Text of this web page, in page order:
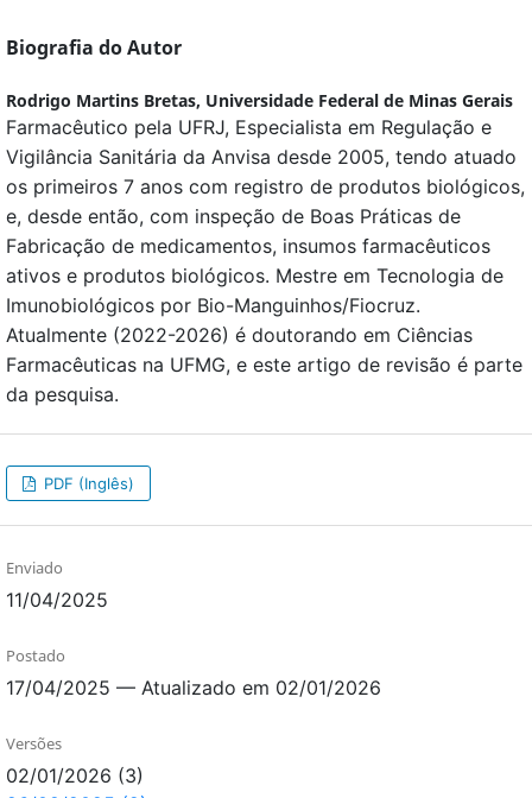
Biografia do Autor
Rodrigo Martins Bretas, Universidade Federal de Minas Gerais
Farmacêutico pela UFRJ, Especialista em Regulação e
Vigilância Sanitária da Anvisa desde 2005, tendo atuado
os primeiros 7 anos com registro de produtos biológicos,
e, desde então, com inspeção de Boas Práticas de
Fabricação de medicamentos, insumos farmacêuticos
ativos e produtos biológicos. Mestre em Tecnologia de
Imunobiológicos por Bio-Manguinhos/Fiocruz.
Atualmente (2022-2026) é doutorando em Ciências
Farmacêuticas na UFMG, e este artigo de revisão é parte
da pesquisa.
PDF (Inglês)
Enviado
11/04/2025
Postado
17/04/2025 — Atualizado em 02/01/2026
Versões
02/01/2026 (3)